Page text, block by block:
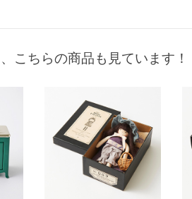
こちらの商品も見ています！